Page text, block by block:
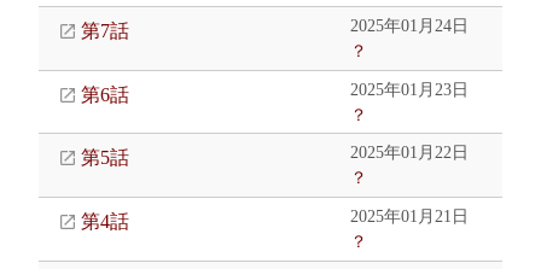
第7話
2025年01月24日
？
第6話
2025年01月23日
？
第5話
2025年01月22日
？
第4話
2025年01月21日
？